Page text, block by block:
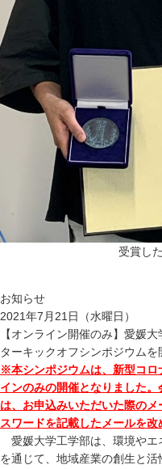
受賞し
お知らせ
2021年7月21日（水曜日）
【オンライン開催のみ】愛媛
ターキックオフシンポジウムを
※本シンポジウムは、新型コロ
インのみの開催となりました
は、お申込みいただいた際の
スワードを記載したメールを改
愛媛大学工学部は、環境やエ
を通じて、地域産業の創生と